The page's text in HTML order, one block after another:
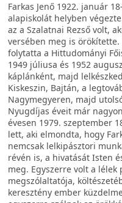
Farkas Jenő 1922. január
alapiskolát helyben
az a Szalatnai Rezső volt,
versében meg is
folytatta a Hittudományi
1949 júliusa és 1952
káplánként, majd
Kiskeszin, Bajtán, a
Nagymegyeren, majd
Nyugdíjas éveit már
évesen 1979. szeptember
lett, aki elmondta, hogy
nemcsak lelkipásztori
révén is, a hivatását Isten
meg. Egyszerre volt a lélek
megszólaltatója,
keresztény ember